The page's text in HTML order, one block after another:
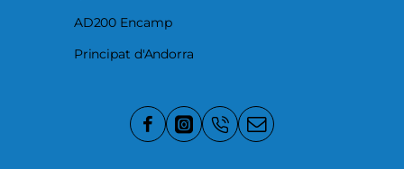
AD200 Encamp
Principat d'Andorra